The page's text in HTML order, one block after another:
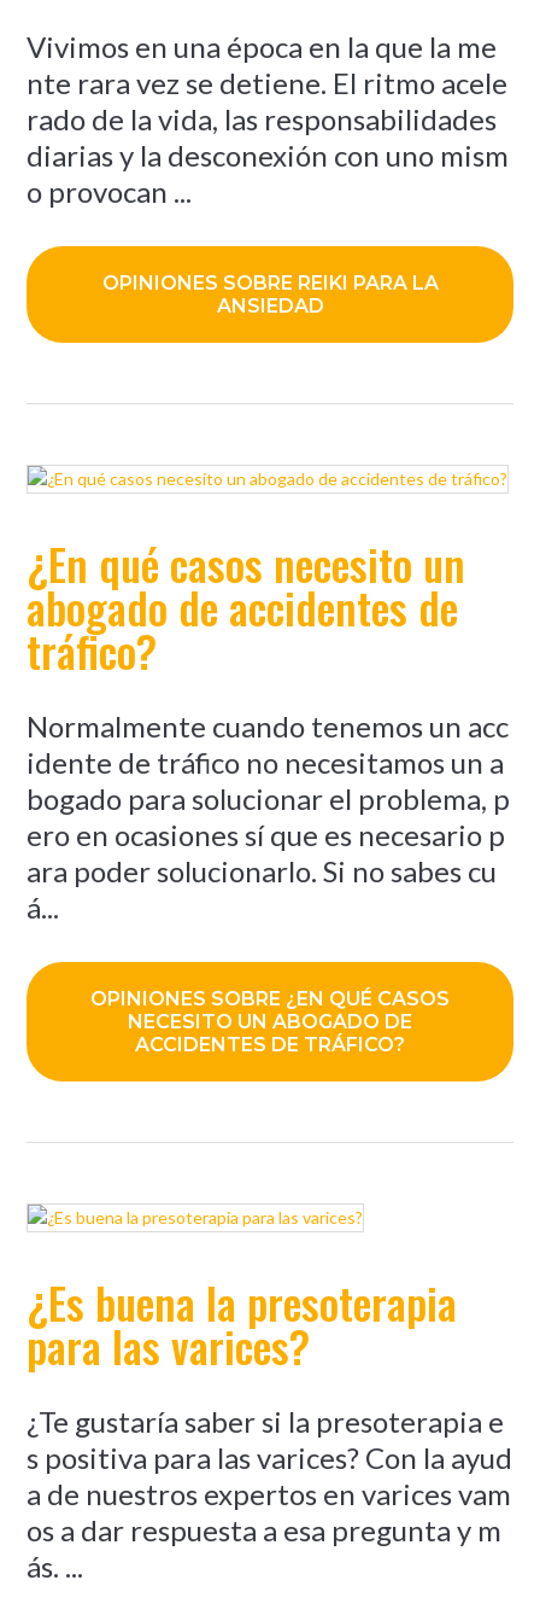
Vivimos en una época en la que la me
nte rara vez se detiene. El ritmo acele
rado de la vida, las responsabilidades
diarias y la desconexión con uno mism
o provocan ...
OPINIONES SOBRE REIKI PARA LA
ANSIEDAD
¿En qué casos necesito un
abogado de accidentes de
tráfico?
Normalmente cuando tenemos un acc
idente de tráfico no necesitamos un a
bogado para solucionar el problema, p
ero en ocasiones sí que es necesario p
ara poder solucionarlo. Si no sabes cu
á...
OPINIONES SOBRE ¿EN QUÉ CASOS
NECESITO UN ABOGADO DE
ACCIDENTES DE TRÁFICO?
¿Es buena la presoterapia
para las varices?
¿Te gustaría saber si la presoterapia e
s positiva para las varices? Con la ayud
a de nuestros expertos en varices vam
os a dar respuesta a esa pregunta y m
ás. ...